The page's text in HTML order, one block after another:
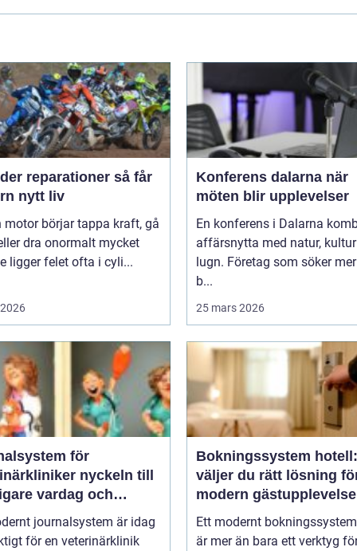
reparationer så får
nytt liv
motor börjar tappa kraft, gå
dra onormalt mycket
ligger felet ofta i cyli...
Konferens dalarna när
möten blir upplevelser
En konferens i Dalarna
affärsnytta med natur,
lugn. Företag som söker
b...
25 mars 2026
för
nyckeln till
vardag och
vård
journalsystem är idag
för en veterinärklinik
Bokningssystem
väljer du rätt lösning
modern gästupplevelse
Ett modernt
är mer än bara ett verktyg